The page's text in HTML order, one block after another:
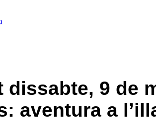
dissabte, 9 de
aventura a